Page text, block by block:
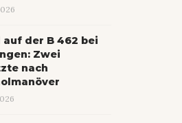
auf der B 462 bei
Zwei
nach